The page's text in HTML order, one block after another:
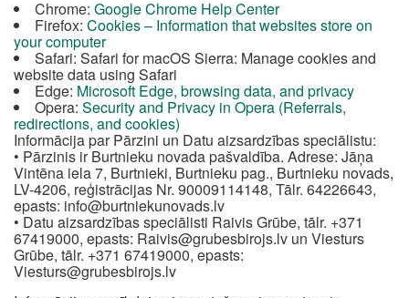
Chrome: Google Chrome Help Center
Firefox: Cookies – Information that websites store on
your computer
Safari: Safari for macOS Sierra: Manage cookies and
website data using Safari
Edge: Microsoft Edge, browsing data, and privacy
Opera: Security and Privacy in Opera (Referrals,
redirections, and cookies)
Informācija par Pārzini un Datu aizsardzības speciālistu:
• Pārzinis ir Burtnieku novada pašvaldība. Adrese: Jāņa
Vintēna iela 7, Burtnieki, Burtnieku pag., Burtnieku novads,
LV-4206, reģistrācijas Nr. 90009114148, Tālr. 64226643,
epasts: info@burtniekunovads.lv
• Datu aizsardzības speciālisti Raivis Grūbe, tālr. +371
67419000, epasts: Raivis@grubesbirojs.lv un Viesturs
Grūbe, tālr. +371 67419000, epasts:
Viesturs@grubesbirojs.lv